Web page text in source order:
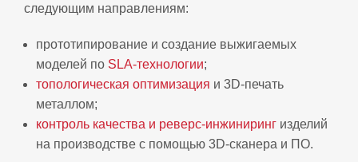
следующим направлениям:
прототипирование и создание выжигаемых
моделей по SLA-технологии;
топологическая оптимизация и 3D-печать
металлом;
контроль качества и реверс-инжиниринг изделий
на производстве с помощью 3D-сканера и ПО.